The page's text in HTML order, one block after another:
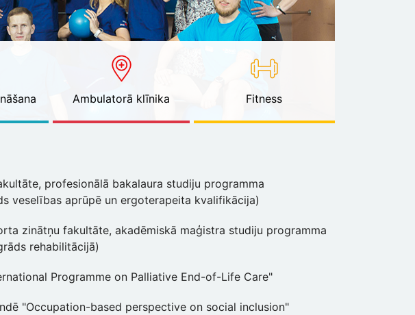
Ambulatorā klīnika Fitness
profesionālā bakalaura studiju programma
veselības aprūpē un ergoterapeita kvalifikācija)
zinātņu fakultāte, akadēmiskā maģistra studiju programma
rehabilitācijā)
Programme on Palliative End-of-Life Care"
"Occupation-based perspective on social inclusion"